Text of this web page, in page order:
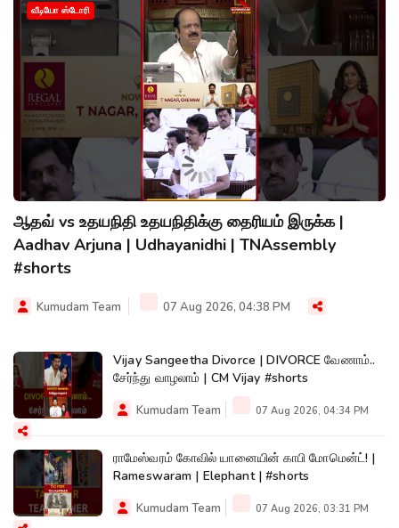
வீடியோ ஸ்டோரி
ஆதவ் vs உதயநிதி உதயநிதிக்கு தைரியம் இருக்க |
Aadhav Arjuna | Udhayanidhi | TNAssembly
#shorts
Kumudam Team 07 Aug 2026, 04:38 PM
Vijay Sangeetha Divorce | DIVORCE வேணாம்..
சேர்ந்து வாழலாம் | CM Vijay #shorts
Kumudam Team 07 Aug 2026, 04:34 PM
ராமேஸ்வரம் கோவில் யானையின் காபி மோமென்ட்! |
Rameswaram | Elephant | #shorts
Kumudam Team 07 Aug 2026, 03:31 PM